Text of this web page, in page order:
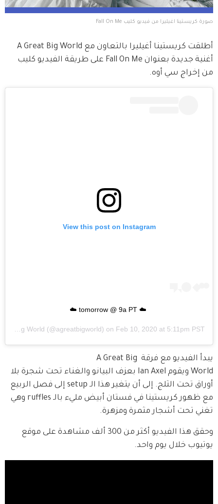
صورة كريستينا اغيليرا من فيديو كليب Fall On Me
أغنية جديدة بعنوان Fall On Me على طريقة الفيديو كليب
من إخراج سي أوه.
View this post on Instagram
☁️ tomorrow @ 9a PT ☁️
A Great Big World (@agreatbigworld) on Feb 10, 2020 at 5:11pm PST
يبدأ الفيديو مع فرقة A Great Big
World ويقوم Ian Axel بعزف البيانو والغناء تحت شجرة بلا
أوراق تحت الثلج. إلى أن يتغير هذا الـ setup إلى فصل الربيع
مع ظهور كريستينا في فستان أبيض مليء بالـ ruffles وهي
تغني تحت أشجار مثمرة ومزهرة.
وحقق هذا الفيديو أكثر من 300 ألف مشاهدة على موقع
يوتيوب خلال يوم واحد.